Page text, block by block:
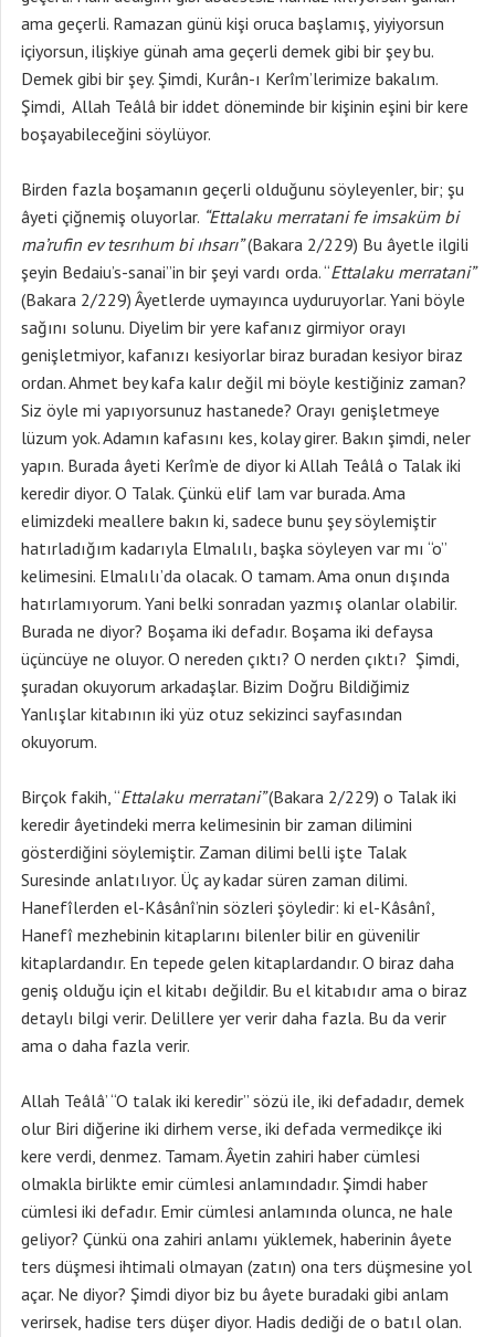
ama geçerli. Ramazan günü kişi oruca başlamış, yiyiyorsun
içiyorsun, ilişkiye günah ama geçerli demek gibi bir şey bu.
Demek gibi bir şey. Şimdi, Kurân-ı Kerîm’lerimize bakalım.
Şimdi, Allah Teâlâ bir iddet döneminde bir kişinin eşini bir kere
boşayabileceğini söylüyor.
Birden fazla boşamanın geçerli olduğunu söyleyenler, bir; şu
âyeti çiğnemiş oluyorlar. “Ettalaku merratani fe imsaküm bi
ma’rufin ev tesrıhum bi ıhsarı”(Bakara 2/229) Bu âyetle ilgili
şeyin Bedaiu’s-sanai’’in bir şeyi vardı orda. “Ettalaku merratani”
(Bakara 2/229) Âyetlerde uymayınca uyduruyorlar. Yani böyle
sağını solunu. Diyelim bir yere kafanız girmiyor orayı
genişletmiyor, kafanızı kesiyorlar biraz buradan kesiyor biraz
ordan. Ahmet bey kafa kalır değil mi böyle kestiğiniz zaman?
Siz öyle mi yapıyorsunuz hastanede? Orayı genişletmeye
lüzum yok. Adamın kafasını kes, kolay girer. Bakın şimdi, neler
yapın. Burada âyeti Kerîm’e de diyor ki Allah Teâlâ o Talak iki
keredir diyor. O Talak. Çünkü elif lam var burada. Ama
elimizdeki meallere bakın ki, sadece bunu şey söylemiştir
hatırladığım kadarıyla Elmalılı, başka söyleyen var mı “o”
kelimesini. Elmalılı’da olacak. O tamam. Ama onun dışında
hatırlamıyorum. Yani belki sonradan yazmış olanlar olabilir.
Burada ne diyor? Boşama iki defadır. Boşama iki defaysa
üçüncüye ne oluyor. O nereden çıktı? O nerden çıktı? Şimdi,
şuradan okuyorum arkadaşlar. Bizim Doğru Bildiğimiz
Yanlışlar kitabının iki yüz otuz sekizinci sayfasından
okuyorum.
Birçok fakih, “Ettalaku merratani”(Bakara 2/229) o Talak iki
keredir âyetindeki merra kelimesinin bir zaman dilimini
gösterdiğini söylemiştir. Zaman dilimi belli işte Talak
Suresinde anlatılıyor. Üç ay kadar süren zaman dilimi.
Hanefîlerden el-Kâsânî’nin sözleri şöyledir: ki el-Kâsânî,
Hanefî mezhebinin kitaplarını bilenler bilir en güvenilir
kitaplardandır. En tepede gelen kitaplardandır. O biraz daha
geniş olduğu için el kitabı değildir. Bu el kitabıdır ama o biraz
detaylı bilgi verir. Delillere yer verir daha fazla. Bu da verir
ama o daha fazla verir.
Allah Teâlâ’ “O talak iki keredir” sözü ile, iki defadadır, demek
olur Biri diğerine iki dirhem verse, iki defada vermedikçe iki
kere verdi, denmez. Tamam. Âyetin zahiri haber cümlesi
olmakla birlikte emir cümlesi anlamındadır. Şimdi haber
cümlesi iki defadır. Emir cümlesi anlamında olunca, ne hale
geliyor? Çünkü ona zahiri anlamı yüklemek, haberinin âyete
ters düşmesi ihtimali olmayan (zatın) ona ters düşmesine yol
açar. Ne diyor? Şimdi diyor biz bu âyete buradaki gibi anlam
verirsek, hadise ters düşer diyor. Hadis dediği de o batıl olan.